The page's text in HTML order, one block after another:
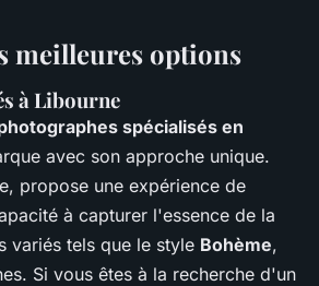
meilleures options
à Libourne
spécialisés en
avec son approche unique.
propose une expérience de
à capturer l'essence de la
variés tels que le style Bohème,
Si vous êtes à la recherche d'un